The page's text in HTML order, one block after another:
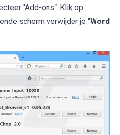
"Add-ons." Klik op
scherm verwijder je "Word